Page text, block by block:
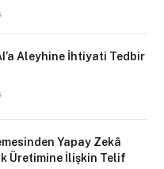
Aleyhine İhtiyati Tedbir
Yapay Zekâ
Üretimine İlişkin Telif